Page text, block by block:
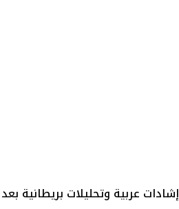
إشادات عربية وتحليلات بريطانية